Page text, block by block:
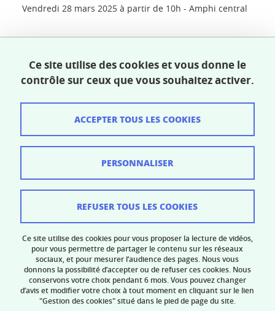
Vendredi 28 mars 2025 à partir de 10h - Amphi central
Mis à jour le 21 novembre 2024
Données personnelles
Gestion des cookies
Accessibilité : non conforme
Ce site utilise des cookies et vous donne le
contrôle sur ceux que vous souhaitez activer.
Ce site utilise des cookies pour vous proposer la lecture de vidéos,
pour vous permettre de partager le contenu sur les réseaux
sociaux, et pour mesurer l’audience des pages. Nous vous
donnons la possibilité d’accepter ou de refuser ces cookies. Nous
conservons votre choix pendant 6 mois. Vous pouvez changer
d’avis et modifier votre choix à tout moment en cliquant sur le lien
"Gestion des cookies" situé dans le pied de page du site.
ACCEPTER TOUS LES COOKIES
REFUSER TOUS LES COOKIES
PERSONNALISER